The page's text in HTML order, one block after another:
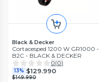
Black & Decker
Cortacesped 1200 W GR1000 -
B2C - BLACK & DECKER
0(0)
13% $129.990
$149.990